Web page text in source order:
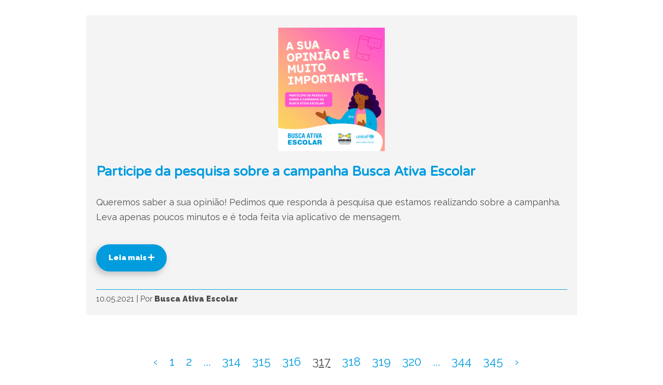
Participe da pesquisa sobre a campanha Busca Ativa Escolar
Queremos saber a sua opinião! Pedimos que responda à pesquisa que estamos realizando sobre a campanha.
Leva apenas poucos minutos e é toda feita via aplicativo de mensagem.
Leia mais
10.05.2021 Por Busca Ativa Escolar
‹ 1 2 ... 314 315 316 317 318 319 320 ... 344 345 ›